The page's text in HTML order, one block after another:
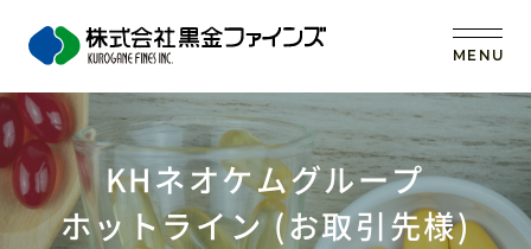
MENU
トップ
当社の強み
KHネオケムグループ
ホットライン(お取引先様)